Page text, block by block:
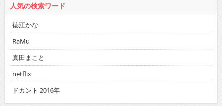
2025:01 02
2024: 01 02 03 04 05 06
07
2023:01
2022: 01 02 03 04 05 06
07